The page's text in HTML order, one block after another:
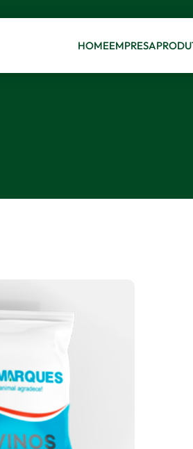
HOMEEMPRESA